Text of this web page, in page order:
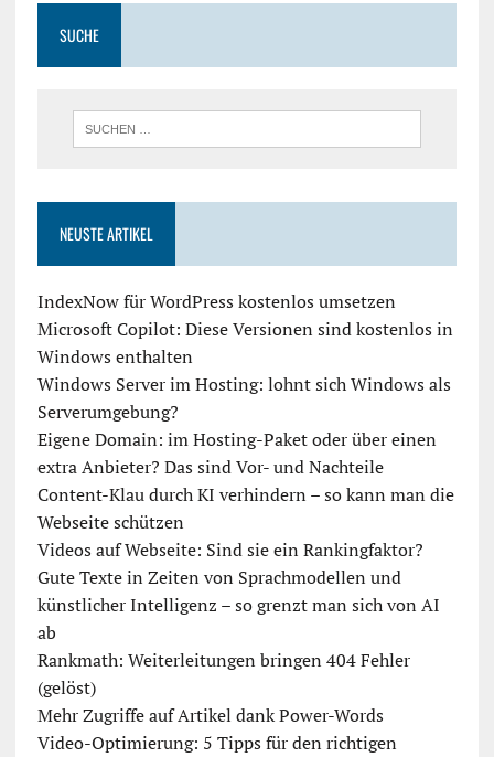
SUCHE
NEUSTE ARTIKEL
IndexNow für WordPress kostenlos umsetzen
Microsoft Copilot: Diese Versionen sind kostenlos in
Windows enthalten
Windows Server im Hosting: lohnt sich Windows als
Serverumgebung?
Eigene Domain: im Hosting-Paket oder über einen
extra Anbieter? Das sind Vor- und Nachteile
Content-Klau durch KI verhindern – so kann man die
Webseite schützen
Videos auf Webseite: Sind sie ein Rankingfaktor?
Gute Texte in Zeiten von Sprachmodellen und
künstlicher Intelligenz – so grenzt man sich von AI
ab
Rankmath: Weiterleitungen bringen 404 Fehler
(gelöst)
Mehr Zugriffe auf Artikel dank Power-Words
Video-Optimierung: 5 Tipps für den richtigen